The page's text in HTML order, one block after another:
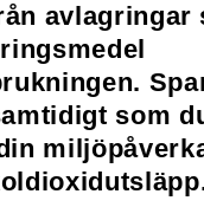
avlagringar
som